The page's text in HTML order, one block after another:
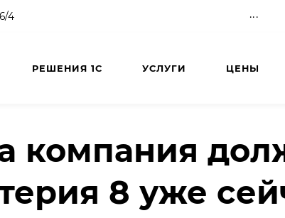
4 ...
РЕШЕНИЯ 1С УСЛУГИ ЦЕНЫ
компания
8 уже